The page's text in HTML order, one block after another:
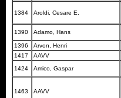
1384 Aroldi, Cesare E.
1390 Adamo, Hans
1396 Arvon, Henri
1417
AAVV
1424
Amico, Gaspar
1463 AAVV